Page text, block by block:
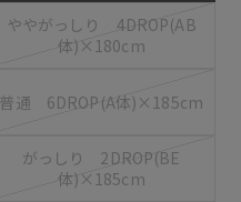
ややがっしり 4DROP(AB
体)×180cm
普通 6DROP(A体)×185cm
がっしり 2DROP(BE
体)×185cm